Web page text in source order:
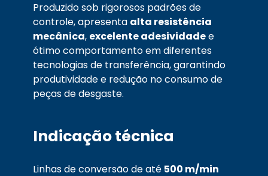
Produzido sob rigorosos padrões de
controle, apresenta alta resistência
mecânica, excelente adesividadee
ótimo comportamento em diferentes
tecnologias de transferência, garantindo
produtividade e redução no consumo de
peças de desgaste.
Indicação técnica
Linhas de conversão de até 500 m/min